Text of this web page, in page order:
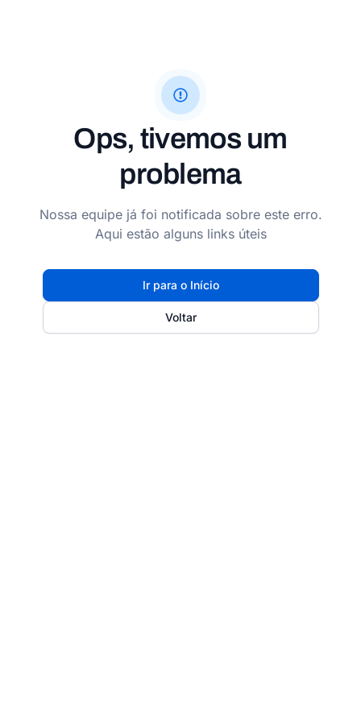
Ops, tivemos um
problema
Nossa equipe já foi notificada sobre este erro.
Aqui estão alguns links úteis
Ir para o Início
Voltar